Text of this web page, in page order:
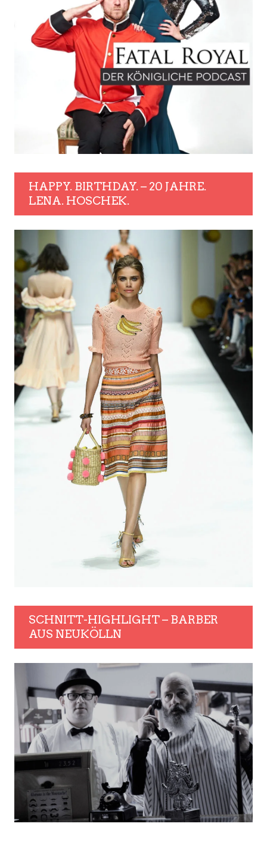
HAPPY. BIRTHDAY. – 20 JAHRE.
LENA. HOSCHEK.
SCHNITT-HIGHLIGHT – BARBER
AUS NEUKÖLLN